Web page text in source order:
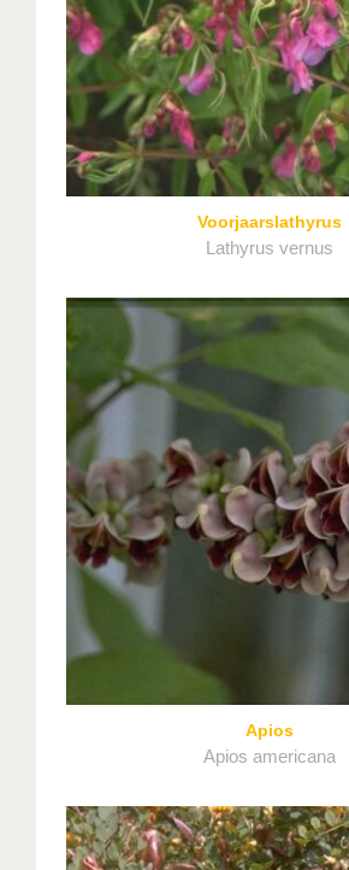
Voorjaarslathyrus
Lathyrus vernus
Apios
Apios americana